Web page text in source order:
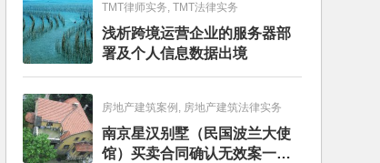
TMT律师实务, TMT法律实务
浅析跨境运营企业的服务器部
署及个人信息数据出境
房地产建筑案例, 房地产建筑法律实务
南京星汉别墅（民国波兰大使
馆）买卖合同确认无效案一审